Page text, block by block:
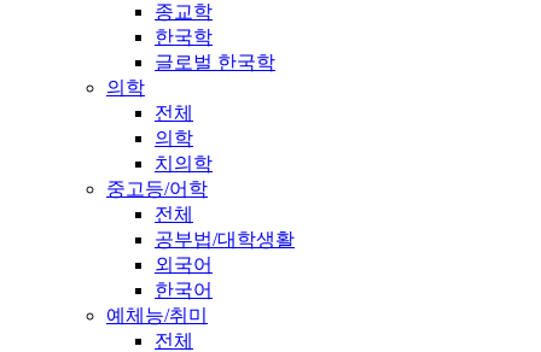
종교학
한국학
글로벌 한국학
의학
전체
의학
치의학
중고등/어학
전체
공부법/대학생활
외국어
한국어
예체능/취미
전체